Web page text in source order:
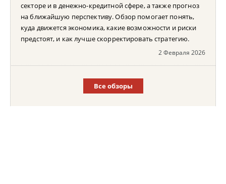
секторе и в денежно-кредитной сфере, а также прогноз
на ближайшую перспективу. Обзор помогает понять,
куда движется экономика, какие возможности и риски
предстоят, и как лучше скорректировать стратегию.
2 Февраля 2026
Все обзоры